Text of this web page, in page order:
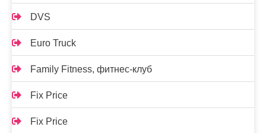
DVS
Euro Truck
Family Fitness, фитнес-клуб
Fix Price
Fix Price